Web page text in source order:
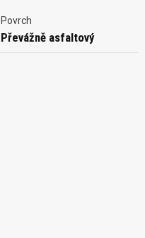
Povrch
Převážně asfaltový